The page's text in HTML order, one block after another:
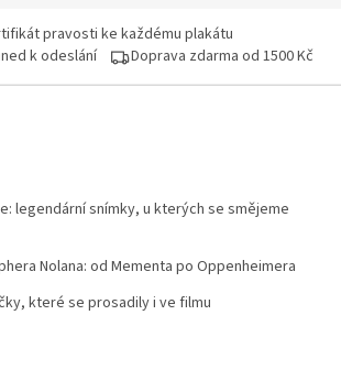
pravosti ke každému plakátu
k odeslání
Doprava zdarma od 1500 Kč
legendární snímky, u kterých se smějeme
Nolana: od Mementa po Oppenheimera
které se prosadily i ve filmu